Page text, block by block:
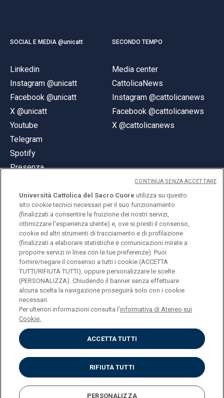
SOCIAL E MEDIA @unicatt
Linkedin
Instagram @unicatt
Facebook @unicatt
X @unicatt
Youtube
Telegram
Spotify
Presenza
SECONDO TEMPO
Media center
CattolicaNews
Instagram @cattolicanews
Facebook @cattolicanews
X @cattolicanews
© Università Cattolica del Sacro Cuore
Largo A. Gemelli 1, 20123 Milano
PI 02133120150
ENGLISH
Privacy
Accessibilità
Cookies
Impostazione Cookies
Università Cattolica del Sacro Cuore utilizza su questo
sito cookie tecnici necessari per il suo funzionamento
(finalizzati a consentire la fruizione dei nostri servizi,
ottimizzare l'esperienza utente) e, ove si presti il consenso,
cookie ed altri strumenti di tracciamento e di profilazione
(finalizzati a elaborare statistiche e comunicazioni mirate a
proporre servizi in linea con le tue preferenze). Puoi
fornire/negare il consenso a tutti i cookie (ACCETTA
TUTTI/RIFIUTA TUTTI), oppure personalizzare le scelte
(PERSONALIZZA). Chiudendo il banner senza effettuare
alcuna scelta la navigazione proseguirà solo con i cookie
necessari.
Per ulteriori informazioni consulta l'informativa di Ateneo sui
Cookie.
ACCETTA TUTTI
RIFIUTA TUTTI
PERSONALIZZA
CONTINUA SENZA ACCETTARE